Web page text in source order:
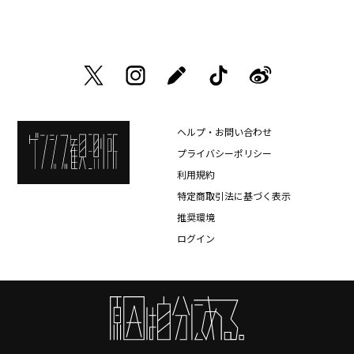
ヘルプ・お問い合わせ
プライバシーポリシー
利用規約
特定商取引法に基づく表示
推奨環境
ログイン